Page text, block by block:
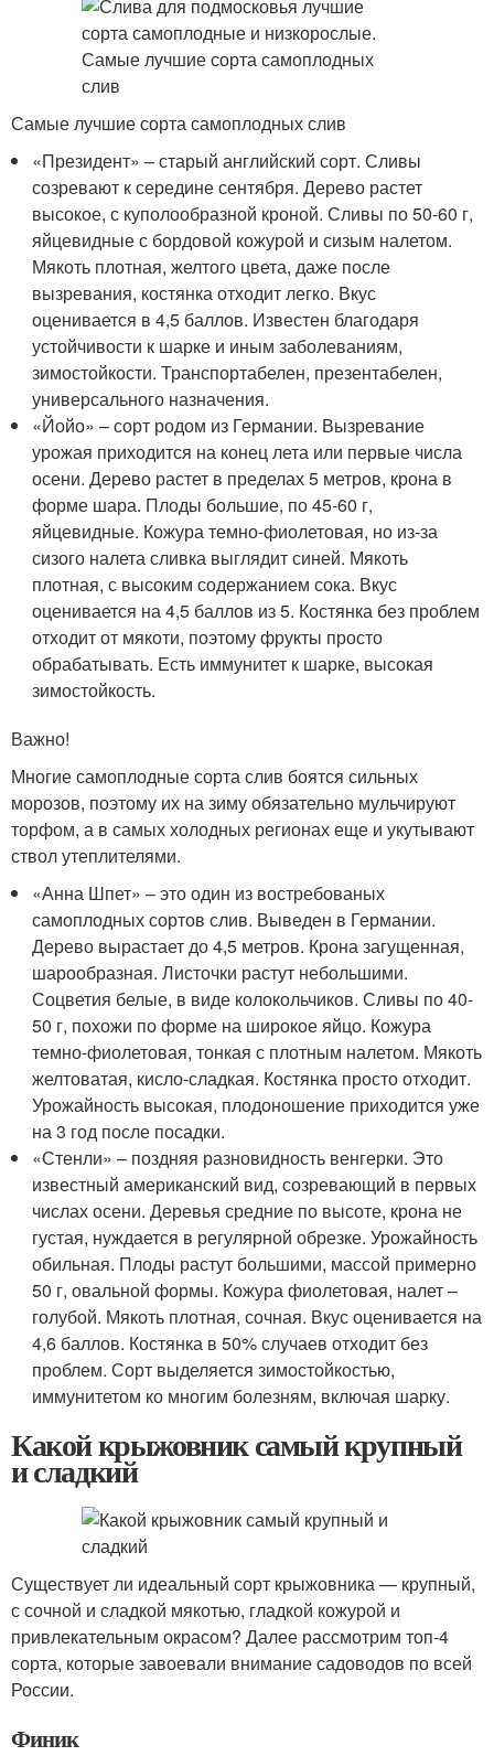
Самые лучшие сорта самоплодных слив
«Президент» – старый английский сорт. Сливы
созревают к середине сентября. Дерево растет
высокое, с куполообразной кроной. Сливы по 50-60 г,
яйцевидные с бордовой кожурой и сизым налетом.
Мякоть плотная, желтого цвета, даже после
вызревания, костянка отходит легко. Вкус
оценивается в 4,5 баллов. Известен благодаря
устойчивости к шарке и иным заболеваниям,
зимостойкости. Транспортабелен, презентабелен,
универсального назначения.
«Йойо» – сорт родом из Германии. Вызревание
урожая приходится на конец лета или первые числа
осени. Дерево растет в пределах 5 метров, крона в
форме шара. Плоды большие, по 45-60 г,
яйцевидные. Кожура темно-фиолетовая, но из-за
сизого налета сливка выглядит синей. Мякоть
плотная, с высоким содержанием сока. Вкус
оценивается на 4,5 баллов из 5. Костянка без проблем
отходит от мякоти, поэтому фрукты просто
обрабатывать. Есть иммунитет к шарке, высокая
зимостойкость.
Важно!
Многие самоплодные сорта слив боятся сильных
морозов, поэтому их на зиму обязательно мульчируют
торфом, а в самых холодных регионах еще и укутывают
ствол утеплителями.
«Анна Шпет» – это один из востребованых
самоплодных сортов слив. Выведен в Германии.
Дерево вырастает до 4,5 метров. Крона загущенная,
шарообразная. Листочки растут небольшими.
Соцветия белые, в виде колокольчиков. Сливы по 40-
50 г, похожи по форме на широкое яйцо. Кожура
темно-фиолетовая, тонкая с плотным налетом. Мякоть
желтоватая, кисло-сладкая. Костянка просто отходит.
Урожайность высокая, плодоношение приходится уже
на 3 год после посадки.
«Стенли» – поздняя разновидность венгерки. Это
известный американский вид, созревающий в первых
числах осени. Деревья средние по высоте, крона не
густая, нуждается в регулярной обрезке. Урожайность
обильная. Плоды растут большими, массой примерно
50 г, овальной формы. Кожура фиолетовая, налет –
голубой. Мякоть плотная, сочная. Вкус оценивается на
4,6 баллов. Костянка в 50% случаев отходит без
проблем. Сорт выделяется зимостойкостью,
иммунитетом ко многим болезням, включая шарку.
Какой крыжовник самый крупный
и сладкий
Существует ли идеальный сорт крыжовника — крупный,
с сочной и сладкой мякотью, гладкой кожурой и
привлекательным окрасом? Далее рассмотрим топ-4
сорта, которые завоевали внимание садоводов по всей
России.
Финик